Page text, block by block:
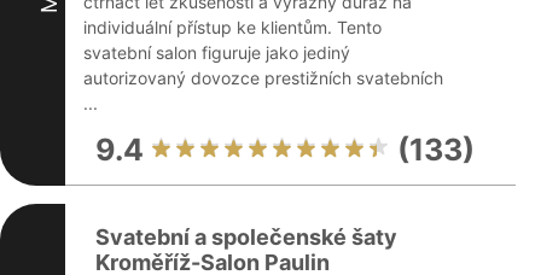
individuální přístup ke klientům. Tento
svatební salon figuruje jako jediný
autorizovaný dovozce prestižních svatebních
...
9.4 (133)
Svatební a společenské šaty
Kroměříž-Salon Paulin